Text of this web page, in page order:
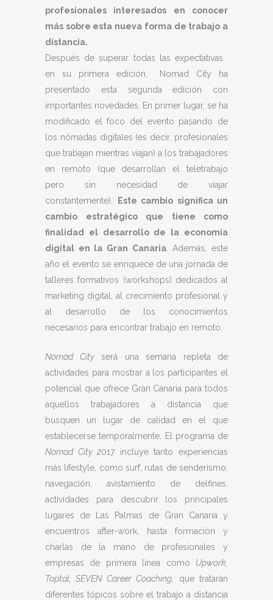
profesionales interesados en conocer
más sobre esta nueva forma de trabajo a
distancia.
Después de superar todas las expectativas
en su primera edición, Nomad City ha
presentado esta segunda edición con
importantes novedades. En primer lugar, se ha
modificado el foco del evento pasando de
los nómadas digitales (es decir, profesionales
que trabajan mientras viajan) a los trabajadores
en remoto (que desarrollan el teletrabajo
pero sin necesidad de viajar
constantemente).
Este cambio significa un
cambio estratégico que tiene como
finalidad el desarrollo de la economía
digital en la Gran Canaria. Además, este
año el evento se enriquece de una jornada de
talleres formativos (workshops) dedicados al
marketing digital, al crecimiento profesional y
al desarrollo de los conocimientos
necesarios para encontrar trabajo en remoto.
Nomad Cityserá una semana repleta de
actividades para mostrar a los participantes el
potencial que ofrece Gran Canaria para todos
aquellos trabajadores a distancia que
busquen un lugar de calidad en el que
establecerse temporalmente. El programa de
Nomad City 2017 incluye tanto experiencias
más lifestyle, como surf, rutas de senderismo,
navegación, avistamiento de delfines,
actividades para descubrir los principales
lugares de Las Palmas de Gran Canaria y
encuentros after-work, hasta formación y
charlas de la mano de profesionales y
empresas de primera línea como Upwork,
Toptal, SEVEN Career Coaching , que tratarán
diferentes tópicos sobre el trabajo a distancia